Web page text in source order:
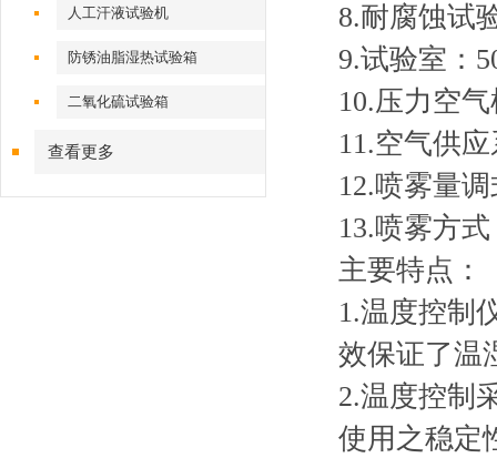
人工汗液试验机
防锈油脂湿热试验箱
二氧化硫试验箱
查看更多
8.耐腐蚀试
9.试验室：
10.压力空
11.空气供
12.喷雾量
13.喷雾方
主要特点
1.温度控制
效保证了温
2.温度控制
使用之稳定